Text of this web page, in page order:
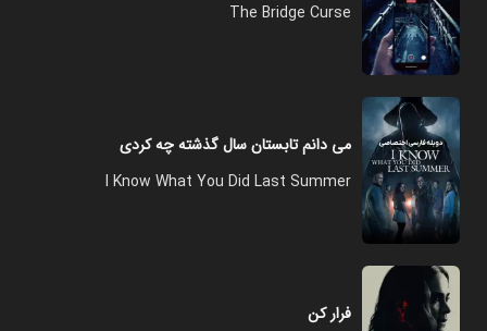
The Bridge Curse
می دانم تابستان سال گذشته چه کردی
I Know What You Did Last Summer
فرار کن